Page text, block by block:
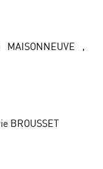
,
BROUSSET